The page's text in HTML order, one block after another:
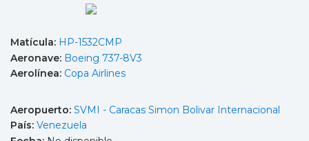
Matícula: HP-1532CMP
Aeronave: Boeing 737-8V3
Aerolínea: Copa Airlines
Aeropuerto: SVMI - Caracas Simon Bolivar Internacional
País: Venezuela